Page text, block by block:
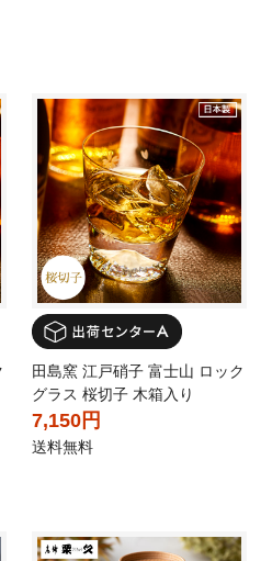
田島窯 江戸硝子 富士山 ロック
グラス 桜切子 木箱入り
7,150円
送料無料